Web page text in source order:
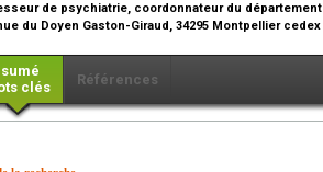
de psychiatrie, coordonnateur du
du Doyen Gaston-Giraud, 34295 Montpellier
clés
Références